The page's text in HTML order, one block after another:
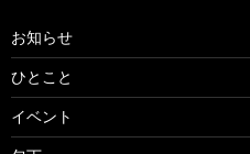
お知らせ
ひとこと
イベント